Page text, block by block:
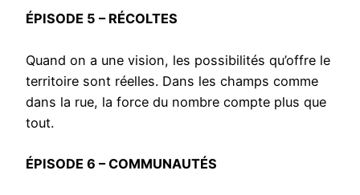
ÉPISODE 5 – RÉCOLTES
Quand on a une vision, les possibilités qu’offre le
territoire sont réelles. Dans les champs comme
dans la rue, la force du nombre compte plus que
tout.
ÉPISODE 6 – COMMUNAUTÉS